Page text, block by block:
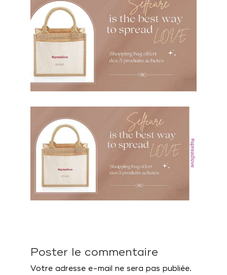
Poster le commentaire
Votre adresse e-mail ne sera pas publiée.